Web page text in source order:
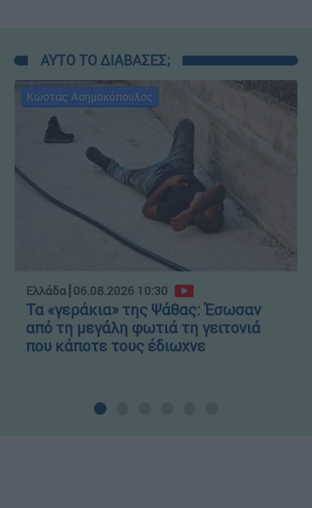
ΑΥΤΟ ΤΟ ΔΙΑΒΑΣΕΣ;
Κώστας Ασημακόπουλος
Ελλάδα┋06.08.2026 10:30
Τα «γεράκια» της Ψάθας: Έσωσαν
από τη μεγάλη φωτιά τη γειτονιά
που κάποτε τους έδιωχνε